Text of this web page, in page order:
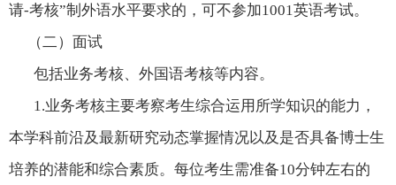
请-考核”制外语水平要求的，可不参加1001英语考试。
（二）面试
包括业务考核、外国语考核等内容。
1.业务考核主要考察考生综合运用所学知识的能力，
本学科前沿及最新研究动态掌握情况以及是否具备博士生
培养的潜能和综合素质。每位考生需准备10分钟左右的